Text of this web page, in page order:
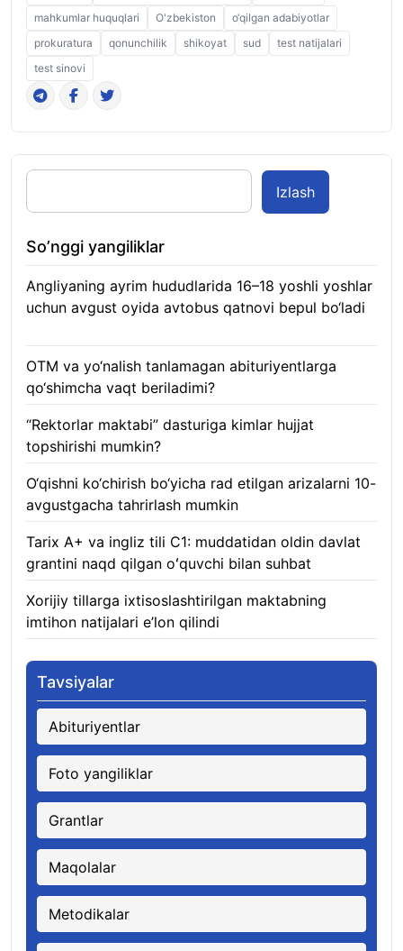
mahkumlar huquqlari O'zbekiston
o‘qilgan adabiyotlar
prokuratura
qonunchilik shikoyat sud
test natijalari
test sinovi
Izlash
So’nggi yangiliklar
Angliyaning ayrim hududlarida 16–18 yoshli yoshlar
uchun avgust oyida avtobus qatnovi bepul bo‘ladi
OTM va yo‘nalish tanlamagan abituriyentlarga
qo‘shimcha vaqt beriladimi?
“Rektorlar maktabi” dasturiga kimlar hujjat
topshirishi mumkin?
O‘qishni ko‘chirish bo‘yicha rad etilgan arizalarni 10-
avgustgacha tahrirlash mumkin
Tarix A+ va ingliz tili C1: muddatidan oldin davlat
grantini naqd qilgan oʻquvchi bilan suhbat
Xorijiy tillarga ixtisoslashtirilgan maktabning
imtihon natijalari e’lon qilindi
Tavsiyalar
Abituriyentlar
Foto yangiliklar
Grantlar
Maqolalar
Metodikalar